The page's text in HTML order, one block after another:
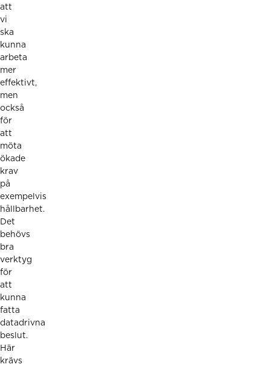
att
vi
ska
kunna
arbeta
mer
effektivt,
men
också
för
att
möta
ökade
krav
på
exempelvis
hållbarhet.
Det
behövs
bra
verktyg
för
att
kunna
fatta
datadrivna
beslut.
Här
krävs